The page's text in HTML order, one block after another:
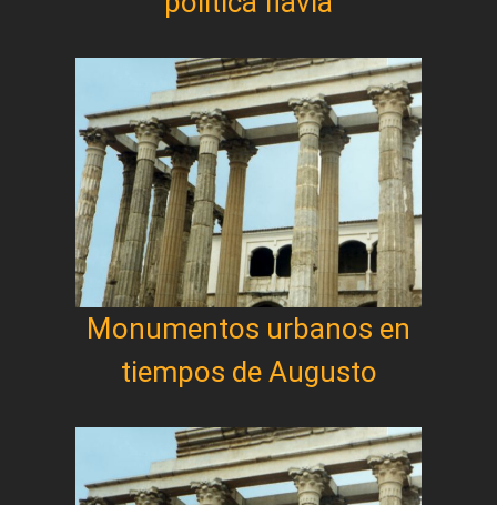
Monumentos urbanos en
tiempos de Augusto